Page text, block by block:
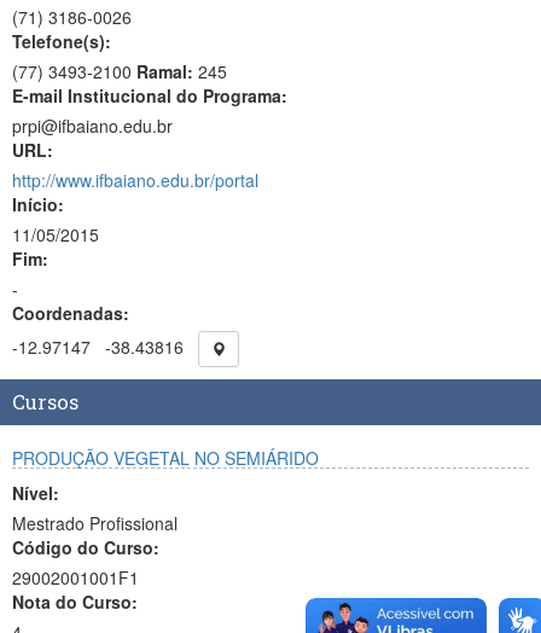
(71) 3186-0026
Telefone(s):
(77) 3493-2100 Ramal: 245
E-mail Institucional do Programa:
prpi@ifbaiano.edu.br
URL:
http://www.ifbaiano.edu.br/portal
Início:
11/05/2015
Fim:
-
Coordenadas:
-12.97147 -38.43816
Cursos
PRODUÇÃO VEGETAL NO SEMIÁRIDO
Nível:
Mestrado Profissional
Código do Curso:
29002001001F1
Nota do Curso: